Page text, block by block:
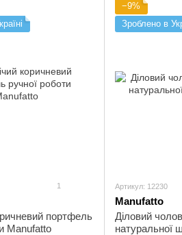
1
портфель
Manufatto
−9%
Зроблено в
Артикул: 12230
Manufatto
Діловий
натуральної